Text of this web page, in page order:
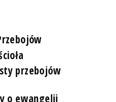
przebojów
o ewangelii